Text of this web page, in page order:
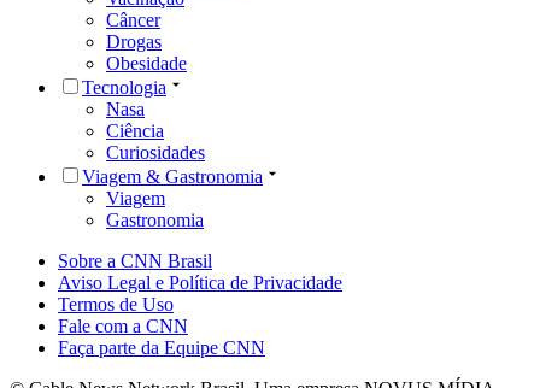
Câncer
Drogas
Obesidade
Tecnologia
Nasa
Ciência
Curiosidades
Viagem & Gastronomia
Viagem
Gastronomia
Sobre a CNN Brasil
Aviso Legal e Política de Privacidade
Termos de Uso
Fale com a CNN
Faça parte da Equipe CNN